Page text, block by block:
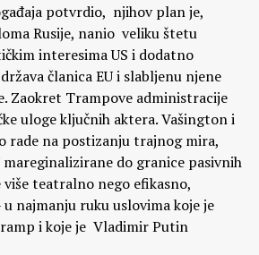
potvrdio, njihov plan je,
Rusije, nanio veliku štetu
interesima US i dodatno
članica EU i slabljenu njene
Zaokret Trampove administracije
uloge ključnih aktera. Vašington i
rade na postizanju trajnog mira,
mareginalizirane do granice pasivnih
više teatralno nego efikasno,
najmanju ruku uslovima koje je
i koje je Vladimir Putin